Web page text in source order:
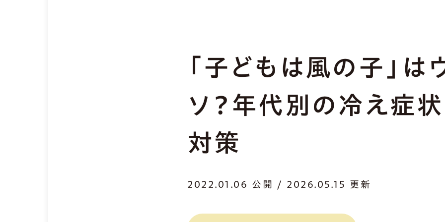
「子どもは風の子」は
ソ？年代別の冷え症
対策
2022.01.06 公開 / 2026.05.15 更新